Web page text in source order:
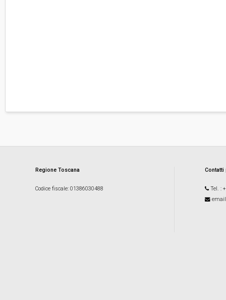
Regione Toscana
Codice fiscale: 01386030488 Tel. :
email